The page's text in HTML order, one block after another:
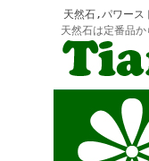
天然石,パワース
天然石は定番品